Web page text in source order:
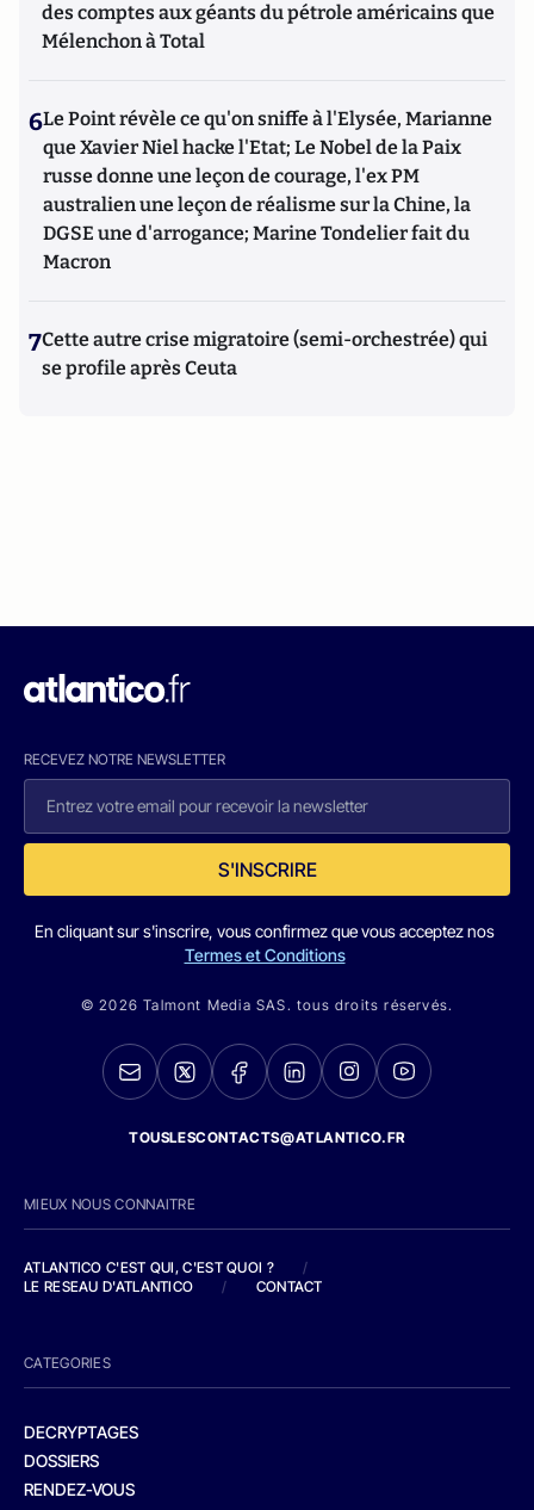
des comptes aux géants du pétrole américains que
Mélenchon à Total
6Le Point révèle ce qu'on sniffe à l'Elysée, Marianne
que Xavier Niel hacke l'Etat; Le Nobel de la Paix
russe donne une leçon de courage, l'ex PM
australien une leçon de réalisme sur la Chine, la
DGSE une d'arrogance; Marine Tondelier fait du
Macron
7Cette autre crise migratoire (semi-orchestrée) qui
se profile après Ceuta
RECEVEZ NOTRE NEWSLETTER
S'INSCRIRE
En cliquant sur s'inscrire, vous confirmez que vous acceptez nos
Termes et Conditions
© 2026 Talmont Media SAS. tous droits réservés.
TOUSLESCONTACTS@ATLANTICO.FR
MIEUX NOUS CONNAITRE
ATLANTICO C'EST QUI, C'EST QUOI ?
/
LE RESEAU D'ATLANTICO
/ CONTACT
CATEGORIES
DECRYPTAGES
DOSSIERS
RENDEZ-VOUS